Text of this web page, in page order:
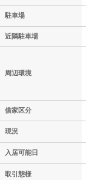
駐車場
近隣駐車場
周辺環境
借家区分
現況
入居可能日
取引態様